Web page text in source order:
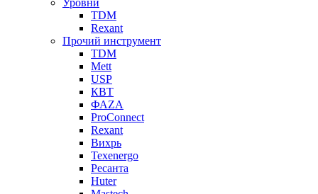
TDM
Rexant
Прочий инструмент
TDM
Mett
USP
КВТ
ФАZА
ProConnect
Rexant
Вихрь
Texenergo
Ресанта
Huter